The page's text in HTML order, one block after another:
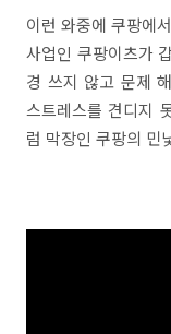
이런 와중에 쿠팡에
사업인 쿠팡이츠가
경 쓰지 않고 문제
스트레스를 견디지
럼 막장인 쿠팡의 민